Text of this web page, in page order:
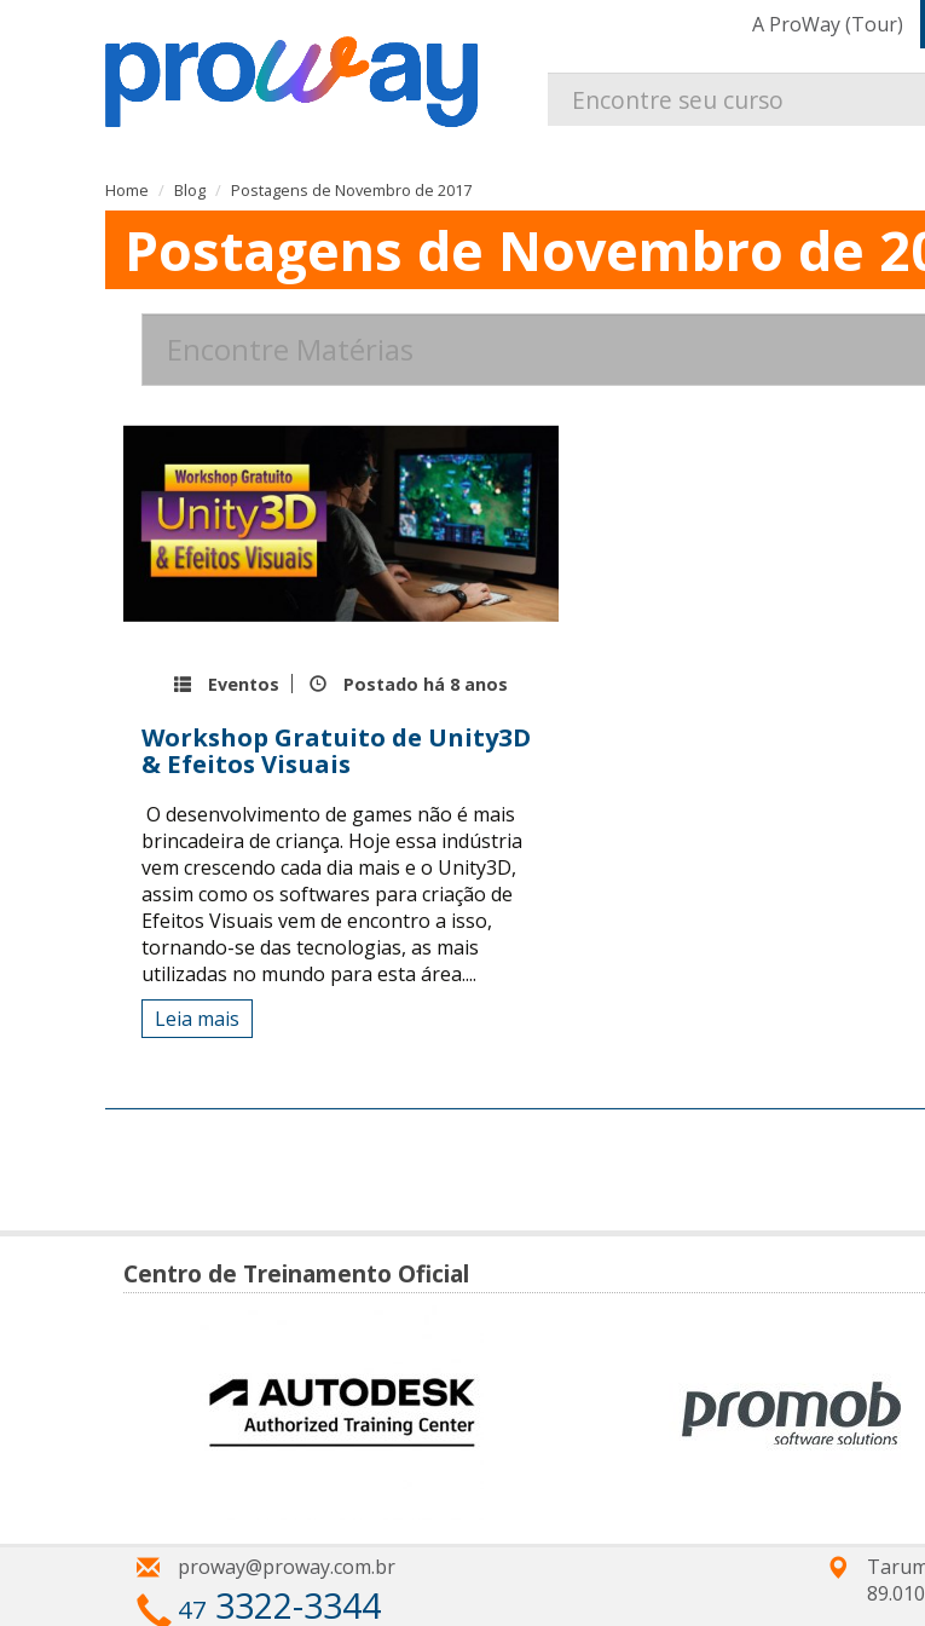
A ProWay (Tour)
Home Blog Postagens de Novembro de 2017
Postagens de Novembro de
Eventos Postado há 8 anos
Workshop Gratuito de Unity3D
& Efeitos Visuais
O desenvolvimento de games não é mais
brincadeira de criança. Hoje essa indústria
vem crescendo cada dia mais e o Unity3D,
assim como os softwares para criação de
Efeitos Visuais vem de encontro a isso,
tornando-se das tecnologias, as mais
utilizadas no mundo para esta área....
Leia mais
Centro de Treinamento Oficial
proway@proway.com.br
47 3322-3344